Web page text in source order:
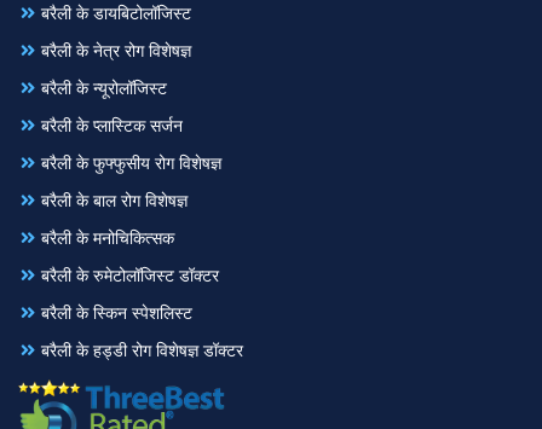
बरैली के डायबिटोलॉजिस्ट
बरैली के नेत्र रोग विशेषज्ञ
बरैली के न्यूरोलॉजिस्ट
बरैली के प्लास्टिक सर्जन
बरैली के फुफ्फुसीय रोग विशेषज्ञ
बरैली के बाल रोग विशेषज्ञ
बरैली के मनोचिकित्सक
बरैली के रुमेटोलॉजिस्ट डॉक्टर
बरैली के स्किन स्पेशलिस्ट
बरैली के हड्डी रोग विशेषज्ञ डॉक्टर